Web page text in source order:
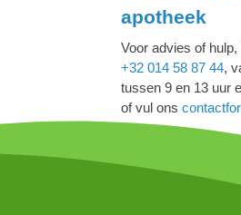
apotheek
Voor advies of
+32 014 58 87 44,
tussen 9 en 13 uur
of vul ons